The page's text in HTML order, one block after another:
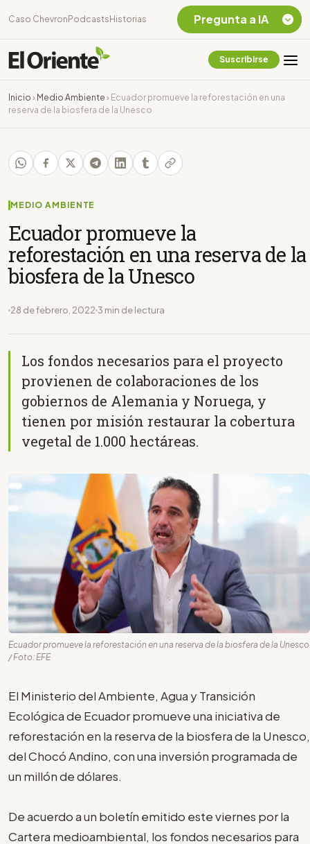
Caso Chevron Podcasts Historias
Suscribirse
Inicio › Medio Ambiente › Ecuador promueve la reforestación en una
reserva de la biosfera de la Unesco
MEDIO AMBIENTE
Ecuador promueve la
reforestación en una reserva de la
biosfera de la Unesco
28 de febrero, 2022 3 min de lectura
Los fondos necesarios para el proyecto
provienen de colaboraciones de los
gobiernos de Alemania y Noruega, y
tienen por misión restaurar la cobertura
vegetal de 1.000 hectáreas.
Ecuador promueve la reforestación en una reserva de la biosfera de la Unesco
/ Foto: EFE
El Ministerio del Ambiente, Agua y Transición
Ecológica de Ecuador promueve una iniciativa de
reforestación en la reserva de la biosfera de la Unesco,
del Chocó Andino, con una inversión programada de
un millón de dólares.
De acuerdo a un boletín emitido este viernes por la
Cartera medioambiental, los fondos necesarios para
Pregunta a IA
Chevron Ecuador